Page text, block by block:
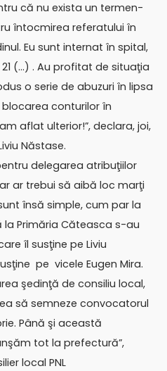
că nu exista un termen-
întocmirea referatului în
Eu sunt internat în spital,
(…) . Au profitat de situaţia
o serie de abuzuri în lipsa
conturilor în
aflat ulterior!”, declara, joi,
Năstase.
delegarea atribuţiilor
ar trebui să aibă loc marţi
însă simple, cum par la
Primăria Căteasca s-au
îl susţine pe Liviu
pe vicele Eugen Mira.
şedinţă de consiliu local,
să semneze convocatorul
Până şi această
tot la prefectură”,
local PNL